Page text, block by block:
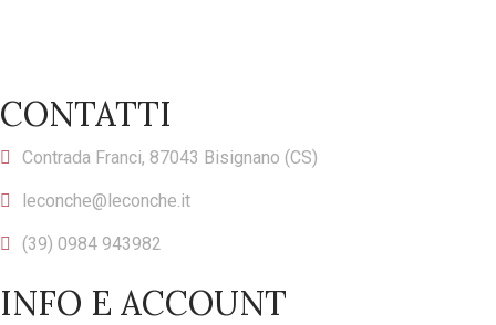
CONTATTI
Contrada Franci, 87043 Bisignano (CS)
leconche@leconche.it
(39) 0984 943982
INFO E ACCOUNT